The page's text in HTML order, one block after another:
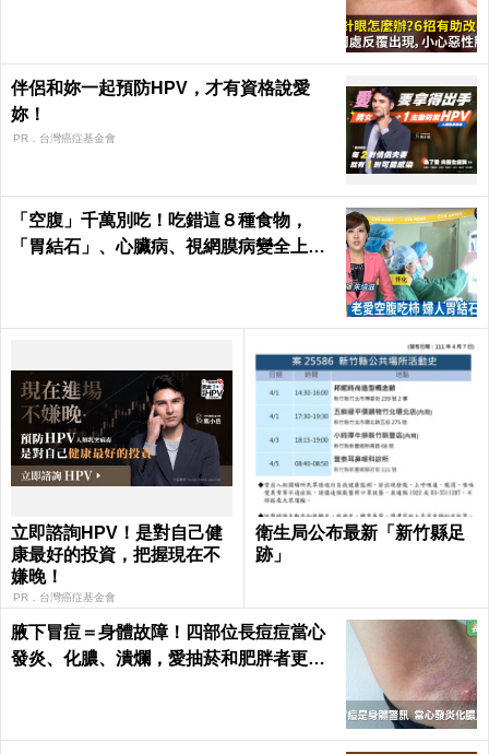
伴侶和妳一起預防HPV，才有資格說愛
妳！
PR．台灣癌症基金會
「空腹」千萬別吃！吃錯這８種食物，
「胃結石」、心臟病、視網膜病變全上身
立即諮詢HPV！是對自己健
康最好的投資，把握現在不
嫌晚！
PR．台灣癌症基金會
衛生局公布最新「新竹縣足
跡」
腋下冒痘＝身體故障！四部位長痘痘當心
發炎、化膿、潰爛，愛抽菸和肥胖者更要